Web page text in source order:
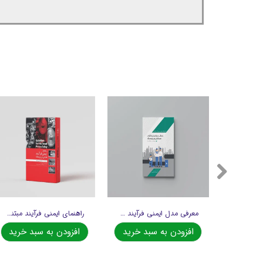
راهنمای ایمنی فرآیند مبتنی بر ریسک
افزودن به سبد خرید
معرفی مدل ایمنی فرآیند مبتنی بر ریسک
افزودن به سبد خرید